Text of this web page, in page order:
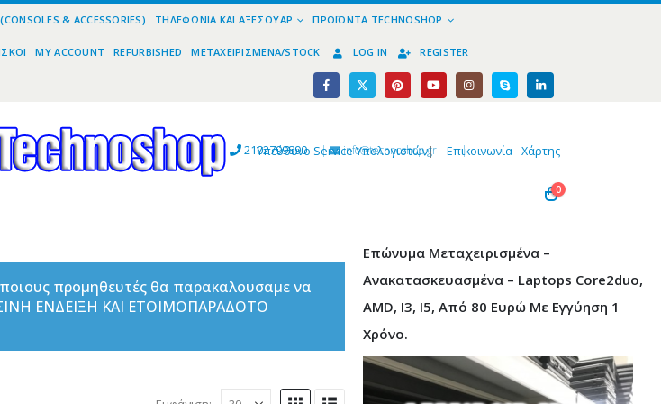
& ACCESSORIES) ΤΗΛΕΦΩΝΊΑ ΚΑΙ ΑΞΕΣΟΥΆΡ ΠΡΟΪΌΝΤΑ TECHNOSHOP
MY ACCOUNT REFURBISHED ΜΕΤΑΧΕΙΡΙΣΜΈΝΑ/STOCK LOG IN REGISTER
2102799890 | info@technoshop,gr |
Υπεύθυνο Service Υπολογιστών| Επικοινωνία - Χάρτης
0
προμηθευτές θα παρακαλουσαμε να
ΕΝΔΕΙΞΗ ΚΑΙ ΕΤΟΙΜΟΠΑΡΑΔΟΤΟ
Επώνυμα Μεταχειρισμένα –
Ανακατασκευασμένα – Laptops Core2duo,
AMD, I3, I5, Από 80 Ευρώ Με Εγγύηση 1
Χρόνο.